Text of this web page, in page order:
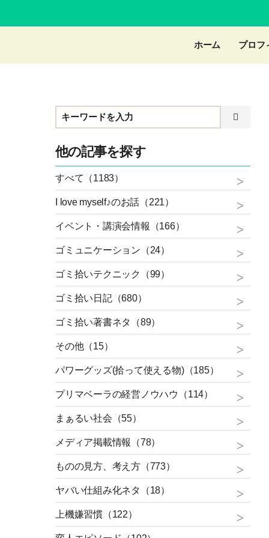
ホーム プロフ
他の記事を探す
すべて（1183）
I love myself♪のお話（221）
イベント・講演会情報（166）
ゴミュニケーション（24）
ゴミ拾いテクニック（99）
ゴミ拾い日記（680）
ゴミ拾い著書ネタ（89）
その他（15）
パワーグッズ(拾って使える物)（185）
プリマベーラの経営ノウハウ（114）
まぁるい社会（55）
メディア掲載情報（78）
ものの見方、考え方（773）
ヤバい仕組み化ネタ（18）
上機嫌習慣（122）